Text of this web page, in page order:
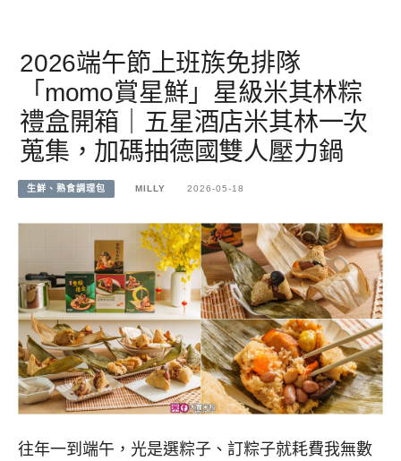
2026端午節上班族免排隊
「momo賞星鮮」星級米其林粽
禮盒開箱｜五星酒店米其林一次
蒐集，加碼抽德國雙人壓力鍋
生鮮、熟食調理包 MILLY 2026-05-18
往年一到端午，光是選粽子、訂粽子就耗費我無數